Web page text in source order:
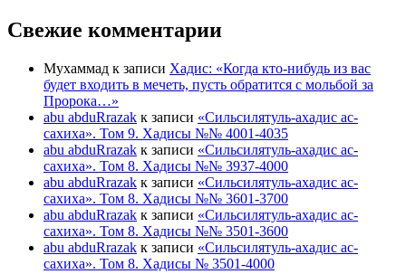
Свежие комментарии
Мухаммад к записи Хадис: «Когда кто-нибудь из вас
будет входить в мечеть, пусть обратится с мольбой за
Пророка…»
abu abduRrazak к записи «Сильсилятуль-ахадис ас-
сахиха». Том 9. Хадисы №№ 4001-4035
abu abduRrazak к записи «Сильсилятуль-ахадис ас-
сахиха». Том 8. Хадисы №№ 3937-4000
abu abduRrazak к записи «Сильсилятуль-ахадис ас-
сахиха». Том 8. Хадисы №№ 3601-3700
abu abduRrazak к записи «Сильсилятуль-ахадис ас-
сахиха». Том 8. Хадисы №№ 3501-3600
abu abduRrazak к записи «Сильсилятуль-ахадис ас-
сахиха». Том 8. Хадисы № 3501-4000